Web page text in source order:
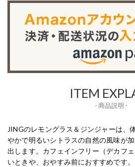
ITEM
- 商品説明 -
JINGのレモングラス＆ジンジャーは、
やかで明るいシトラスの自然の風味が
出します。カフェインフリー（デカフ
いときや、おやすみ前におすすめです